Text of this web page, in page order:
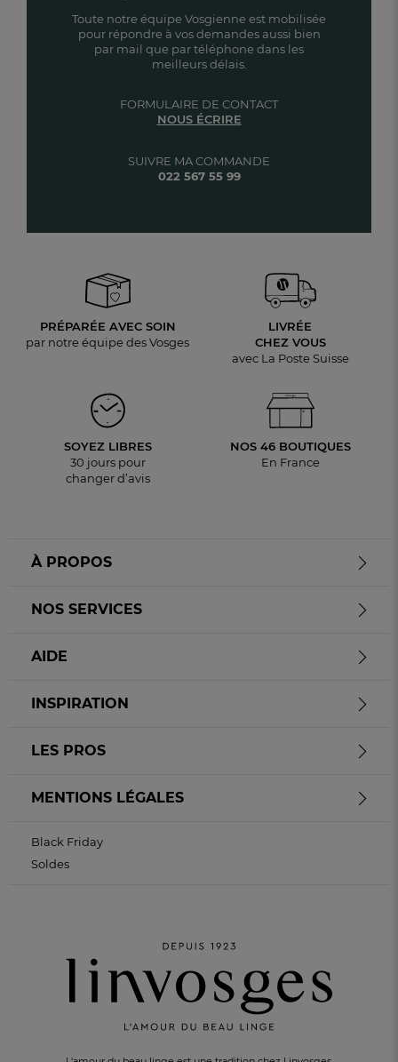
Toute notre équipe Vosgienne est mobilisée
pour répondre à vos demandes aussi bien
par mail que par téléphone dans les
meilleurs délais.
SUIVRE MA COMMANDE
022 567 55 99
FORMULAIRE DE CONTACT
NOUS ÉCRIRE
PRÉPARÉE AVEC SOIN
par notre équipe des Vosges
LIVRÉE
CHEZ VOUS
avec La Poste Suisse
SOYEZ LIBRES
30 jours pour
changer d’avis
NOS 46 BOUTIQUES
En France
À PROPOS
NOS SERVICES
AIDE
INSPIRATION
LES PROS
MENTIONS LÉGALES
Black Friday
Soldes